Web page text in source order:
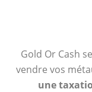
Gold Or Cash
vendre vos
une